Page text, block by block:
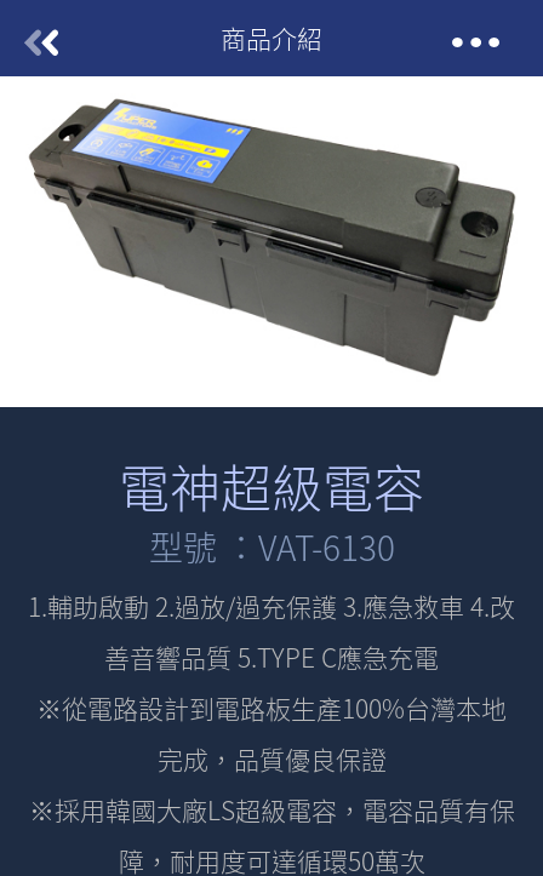
商品介紹
電神超級電容
型號 ：VAT-6130
1.輔助啟動 2.過放/過充保護 3.應急救車 4.改
善音響品質 5.TYPE C應急充電
※從電路設計到電路板生產100%台灣本地
完成，品質優良保證
※採用韓國大廠LS超級電容，電容品質有保
障，耐用度可達循環50萬次